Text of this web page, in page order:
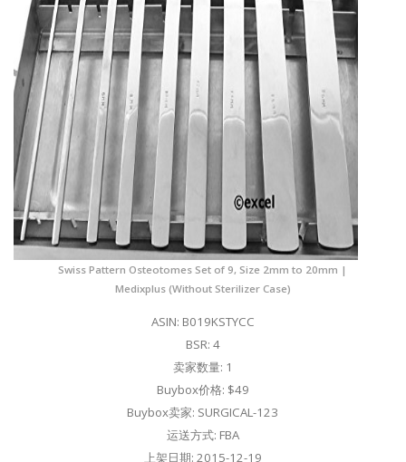
Swiss Pattern Osteotomes Set of 9, Size 2mm to 20mm |
Medixplus (Without Sterilizer Case)
ASIN: B019KSTYCC
BSR: 4
卖家数量: 1
Buybox价格: $49
Buybox卖家: SURGICAL-123
运送方式: FBA
上架日期: 2015-12-19